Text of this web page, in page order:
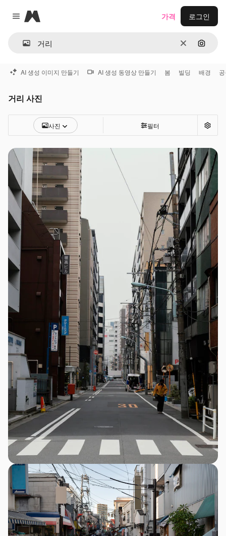
Close menu
Magnific
지우기이미지
가격 로그인
AI 생성 이미지 만들기 AI 생성 동영상 만들기 봄 빌딩 배경
거리 사진
사진 필터